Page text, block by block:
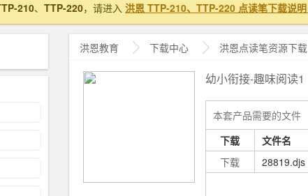
210、 TTP-220，请进入 洪恩 TTP-210、TTP-220 点读笔下载说明
洪恩教育 下载中心 洪恩点读笔资源下载
幼小衔接-趣味阅读1
本套产品需要的文件
下载
文件名
下载
28819.djs